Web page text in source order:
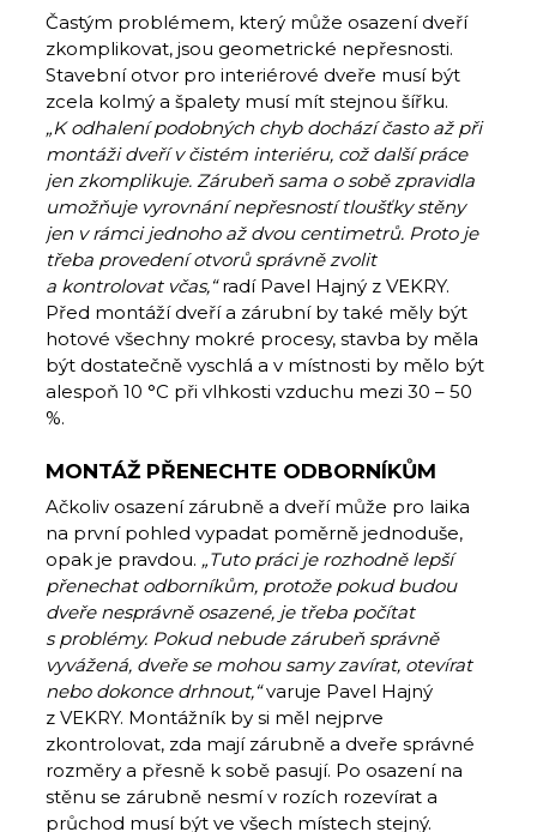
Častým problémem, který může osazení dveří
zkomplikovat, jsou geometrické nepřesnosti.
Stavební otvor pro interiérové dveře musí být
zcela kolmý a špalety musí mít stejnou šířku.
„K odhalení podobných chyb dochází často až při
montáži dveří v čistém interiéru, což další práce
jen zkomplikuje. Zárubeň sama o sobě zpravidla
umožňuje vyrovnání nepřesností tloušťky stěny
jen v rámci jednoho až dvou centimetrů. Proto je
třeba provedení otvorů správně zvolit
a kontrolovat včas,“radí Pavel Hajný z VEKRY.
Před montáží dveří a zárubní by také měly být
hotové všechny mokré procesy, stavba by měla
být dostatečně vyschlá a v místnosti by mělo být
alespoň 10 °C při vlhkosti vzduchu mezi 30 – 50
%.
MONTÁŽ PŘENECHTE ODBORNÍKŮM
Ačkoliv osazení zárubně a dveří může pro laika
na první pohled vypadat poměrně jednoduše,
opak je pravdou. „Tuto práci je rozhodně lepší
přenechat odborníkům, protože pokud budou
dveře nesprávně osazené, je třeba počítat
s problémy. Pokud nebude zárubeň správně
vyvážená, dveře se mohou samy zavírat, otevírat
nebo dokonce drhnout,“varuje Pavel Hajný
z VEKRY. Montážník by si měl nejprve
zkontrolovat, zda mají zárubně a dveře správné
rozměry a přesně k sobě pasují. Po osazení na
stěnu se zárubně nesmí v rozích rozevírat a
průchod musí být ve všech místech stejný.